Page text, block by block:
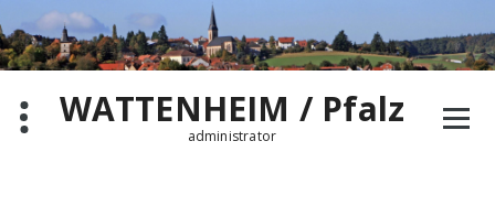
Inhalt
springen
WATTENHEIM / Pfalz
administrator